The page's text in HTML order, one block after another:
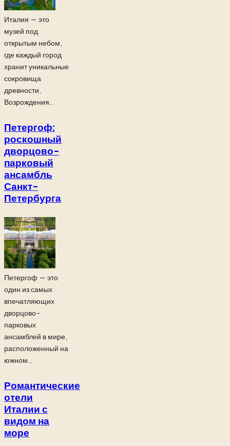
Италия — это
музей под
открытым небом,
где каждый город
хранит уникальные
сокровища
древности,
Возрождения...
Петергоф:
роскошный
дворцово-
парковый
ансамбль
Санкт-
Петербурга
Петергоф — это
один из самых
впечатляющих
дворцово-
парковых
ансамблей в мире,
расположенный на
южном...
Романтические
отели
Италии с
видом на
море